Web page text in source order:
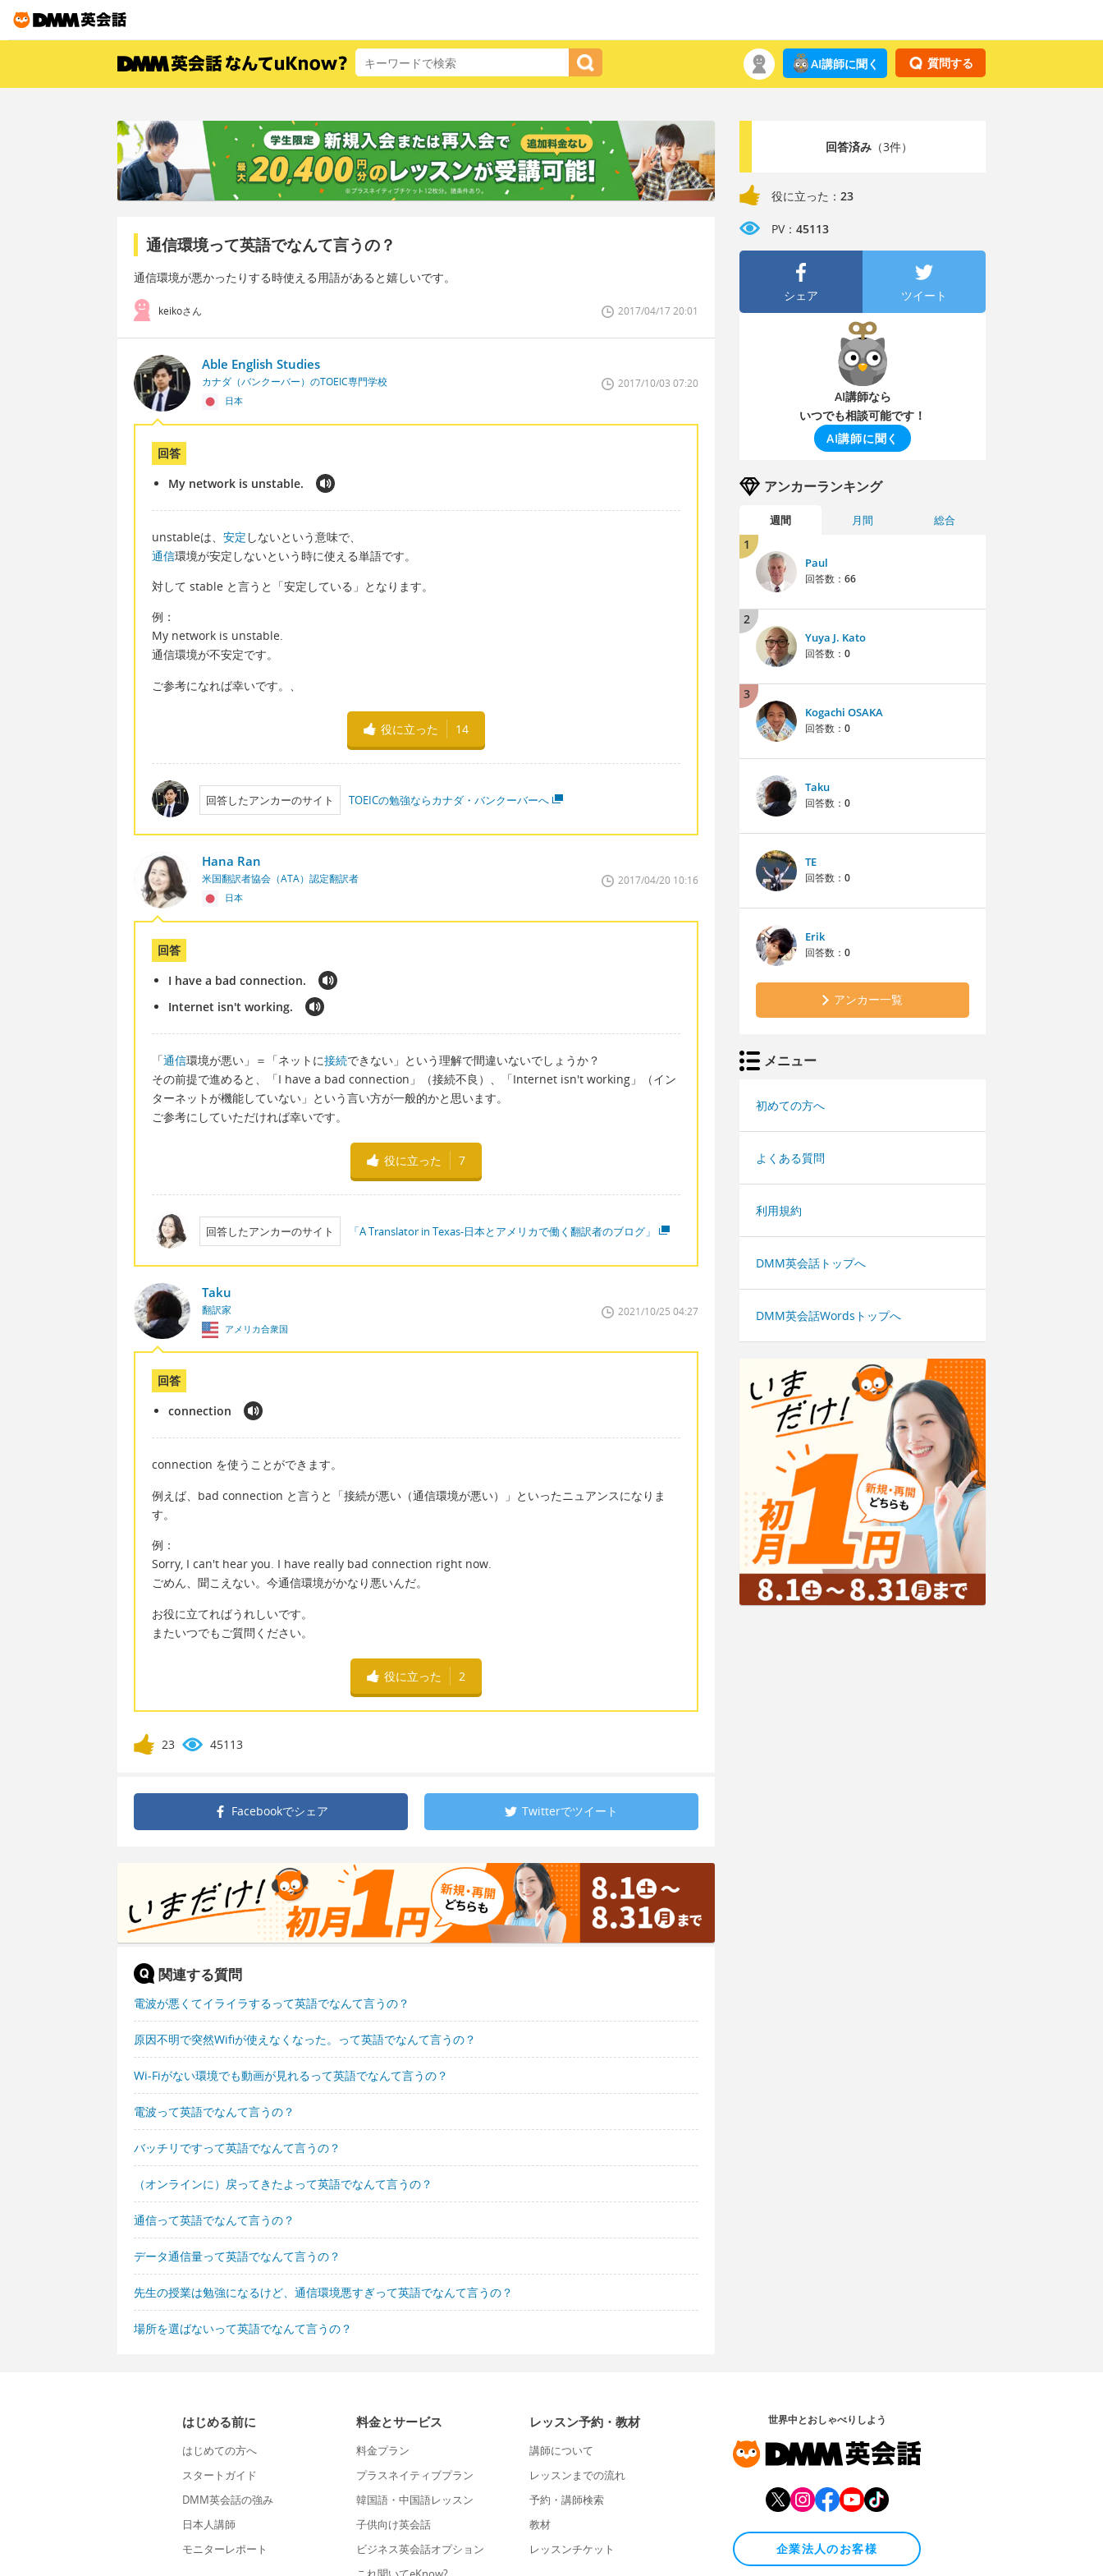
質問する
AI講師に聞く
通信環境って英語でなんて言うの？
通信環境が悪かったりする時使える用語があると嬉しいです。
keikoさん 2017/04/17 20:01
Able English Studies
カナダ（バンクーバー）のTOEIC専門学校
日本
2017/10/03 07:20
回答
My network is unstable.
unstableは、 安定 しないという意味で、
通信環境が安定しないという時に使える単語です。
対して stable と言うと「安定している」となります。
例：
My network is unstable.
通信環境が不安定です。
ご参考になれば幸いです。、
役に立った 14
回答したアンカーのサイト TOEICの勉強ならカナダ・バンクーバーへ
Hana Ran
米国翻訳者協会（ATA）認定翻訳者
日本
2017/04/20 10:16
回答
I have a bad connection.
Internet isn't working.
「通信環境が悪い」＝「ネットに接続できない」という理解で間違いないでしょうか？
その前提で進めると、「I have a bad connection」（接続不良）、「Internet isn't working」（イン
ターネットが機能していない」という言い方が一般的かと思います。
ご参考にしていただければ幸いです。
役に立った 7
回答したアンカーのサイト 「A Translator in Texas-日本とアメリカで働く翻訳者のブログ」
Taku
翻訳家
アメリカ合衆国
2021/10/25 04:27
回答
connection
connection を使うことができます。
例えば、bad connection と言うと「接続が悪い（通信環境が悪い）」といったニュアンスになりま
す。
例：
Sorry, I can't hear you. I have really bad connection right now.
ごめん、聞こえない。今通信環境がかなり悪いんだ。
お役に立てればうれしいです。
またいつでもご質問ください。
役に立った 2
23 45113
Facebookでシェア Twitterでツイート
関連する質問
電波が悪くてイライラするって英語でなんて言うの？
原因不明で突然Wifiが使えなくなった。って英語でなんて言うの？
Wi-Fiがない環境でも動画が見れるって英語でなんて言うの？
電波って英語でなんて言うの？
バッチリですって英語でなんて言うの？
（オンラインに）戻ってきたよって英語でなんて言うの？
通信って英語でなんて言うの？
データ通信量って英語でなんて言うの？
先生の授業は勉強になるけど、通信環境悪すぎって英語でなんて言うの？
場所を選ばないって英語でなんて言うの？
回答済み（3件）
役に立った： 23
PV： 45113
シェア ツイート
AI講師なら
いつでも相談可能です！
AI講師に聞く
アンカーランキング
週間 月間 総合
1
Paul
回答数： 66
2
Yuya J. Kato
回答数： 0
3
Kogachi OSAKA
回答数： 0
Taku
回答数： 0
TE
回答数： 0
Erik
回答数： 0
アンカー一覧
メニュー
初めての方へ
よくある質問
利用規約
DMM英会話トップへ
DMM英会話Wordsトップへ
はじめる前に
はじめての方へ
スタートガイド
DMM英会話の強み
日本人講師
モニターレポート
料金とサービス
料金プラン
プラスネイティブプラン
韓国語・中国語レッスン
子供向け英会話
ビジネス英会話オプション
レッスン予約・教材
講師について
レッスンまでの流れ
予約・講師検索
教材
レッスンチケット
世界中とおしゃべりしよう
企業法人のお客様